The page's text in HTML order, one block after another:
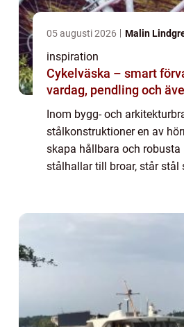
05 augusti 2026 Malin
inspiration
Cykelväska – smart
vardag, pendling och
Inom bygg- och
stålkonstruktioner en av
skapa hållbara och robusta
stålhallar till broar, står stål